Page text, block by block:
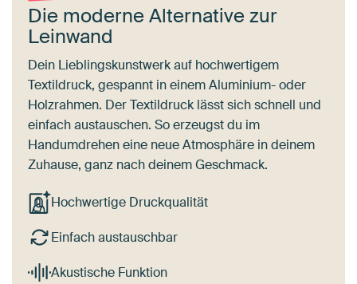
Die moderne Alternative zur
Leinwand
Dein Lieblingskunstwerk auf hochwertigem
Textildruck, gespannt in einem Aluminium- oder
Holzrahmen. Der Textildruck lässt sich schnell und
einfach austauschen. So erzeugst du im
Handumdrehen eine neue Atmosphäre in deinem
Zuhause, ganz nach deinem Geschmack.
Hochwertige Druckqualität
Einfach austauschbar
Akustische Funktion